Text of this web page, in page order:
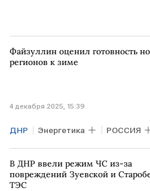
Файзуллин оценил готовность
регионов к зиме
4 декабря 2025, 15:39
ДНР Энергетика РОССИЯ
Запорожская область Ирек
Михаил Мишустин ЛНР
В ДНР ввели режим ЧС из-за
повреждений Зуевской и
ТЭС